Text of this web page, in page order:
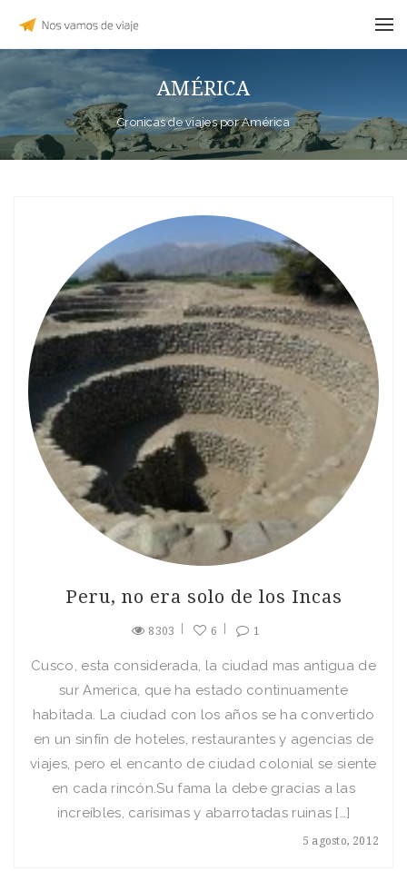
AMÉRICA
Cronicas de viajes por América
Peru, no era solo de los Incas
8303 6 1
5 agosto, 2012
Cusco, esta considerada, la ciudad mas antigua de
sur America, que ha estado continuamente
habitada. La ciudad con los años se ha convertido
en un sinfín de hoteles, restaurantes y agencias de
viajes, pero el encanto de ciudad colonial se siente
en cada rincón.Su fama la debe gracias a las
increíbles, carísimas y abarrotadas ruinas […]